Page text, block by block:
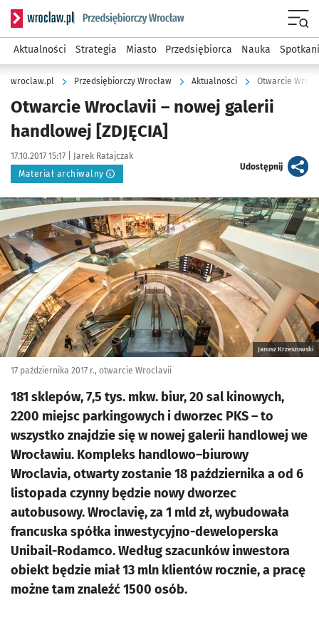
Serwis informacyjny wroclaw.pl podserwis: Strategia
Aktualności Strategia Miasto Przedsiębiorca Nauka
wroclaw.pl Przedsiębiorczy Wrocław Aktualności Otwarcie
Otwarcie Wroclavii – nowej galerii
handlowej [ZDJĘCIA]
Data publikacji:
17.10.2017 15:17 | Autor:
Jarek Ratajczak
Materiał archiwalny
Udostępnijartykuł
Kliknij, aby powiększyć
Janusz Krzeszowski
17 października 2017 r., otwarcie Wroclavii
181 sklepów, 7,5 tys. mkw. biur, 20 sal kinowych,
2200 miejsc parkingowych i dworzec PKS – to
wszystko znajdzie się w nowej galerii handlowej we
Wrocławiu. Kompleks handlowo–biurowy
Wroclavia, otwarty zostanie 18 października a od 6
listopada czynny będzie nowy dworzec
autobusowy. Wroclavię, za 1 mld zł, wybudowała
francuska spółka inwestycyjno-deweloperska
Unibail-Rodamco. Według szacunków inwestora
obiekt będzie miał 13 mln klientów rocznie, a pracę
możne tam znaleźć 1500 osób.